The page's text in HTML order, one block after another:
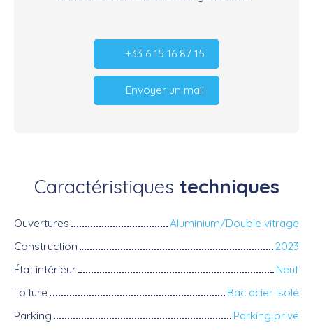
+33 6 15 16 87 15
Envoyer un mail
Caractéristiques techniques
Ouvertures
Aluminium/Double vitrage
Construction
2023
État intérieur
Neuf
Toiture
Bac acier isolé
Parking
Parking privé